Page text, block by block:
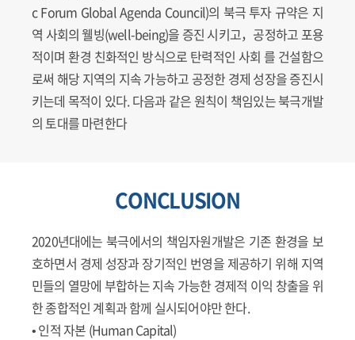
c Forum Global Agenda Council)의 북극 투자 규약은 지
역 사회의 웰빙(well-being)을 증진 시키고，공정하고 포용
적이며 환경 친화적인 방식으로 탄력적인 사회 를 건설함으
로써 해당 지역의 지속 가능하고 공정한 경제 성장을 증진시
키는데 목적이 있다. 다음과 같은 원칙이 책임있는 북극개발
의 토대를 마련한다
CONCLUSION
2020년대에는 북극에서의 책임자원개발은 기존 환경을 보
호하면서 경제 성장과 장기적인 번영을 제공하기 위해 지역
민들의 열망에 부합하는 지속 가능한 경제적 이익 창출을 위
한 종합적인 계획과 함께 실시되어야만 한다.
• 인적 자본 (Human Capital)